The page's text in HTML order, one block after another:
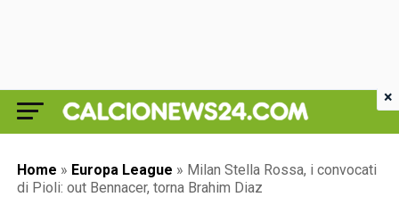
Home » Europa League » Milan Stella Rossa, i convocati
di Pioli: out Bennacer, torna Brahim Diaz
×